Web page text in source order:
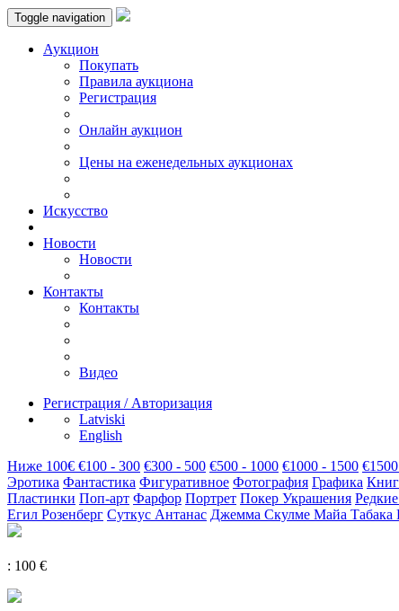
Toggle navigation
Аукцион
Пoкупать
Правила аукциона
Регистрация
Онлайн аукцион
Цены на еженедельных аукционах
Искусствo
Новости
Новости
Контакты
Контакты
Видео
Регистрация / Авторизация
Latviski
English
Hиже 100€ €100 - 300 €300 - 500 €500 - 1000 €1000 - 1500
Эротика Фантастика Фигуративное Фотография Графика
Пластинки Поп-арт Фарфор Портрет Покер Украшения
Егил Розенберг Суткус Антанас Джемма Скулме Майа Табака
: 100 €